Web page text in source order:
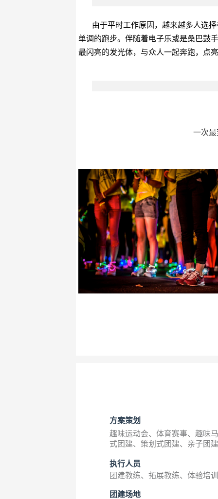
由于平时工作原因，越来越多人选
单调的跑步。伴随着电子乐或是桑巴鼓
最闪亮的发光体，与众人一起奔跑，点
一次
方案策划
趣味运动会、体育赛事、趣味
式团建、策划式团建、亲子团
执行人员
团建教练、拓展教练、体验培
团建场地